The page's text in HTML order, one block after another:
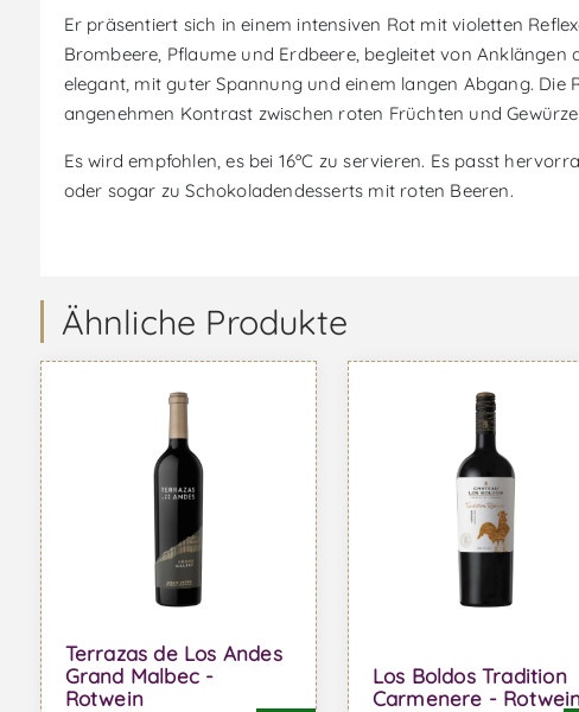
Er präsentiert sich in einem intensiven Rot mit violetten
Brombeere, Pflaume und Erdbeere, begleitet von
elegant, mit guter Spannung und einem langen Abgang. Die
angenehmen Kontrast zwischen roten Früchten und
Es wird empfohlen, es bei 16ºC zu servieren. Es passt
oder sogar zu Schokoladendesserts mit roten Beeren.
Ähnliche Produkte
Terrazas de Los Andes
Grand Malbec -
Rotwein
Los Boldos Tradition
Carmenere -